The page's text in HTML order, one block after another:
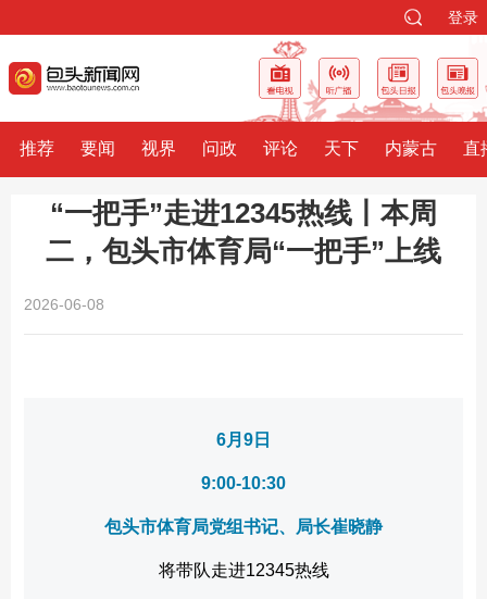
登录
推荐 要闻 视界 问政 评论 天下 内蒙古 直
“一把手”走进12345热线丨本周
二，包头市体育局“一把手”上线
2026-06-08
6月9日
9:00-10:30
包头市体育局党组书记、局长崔晓静
将带队走进12345热线